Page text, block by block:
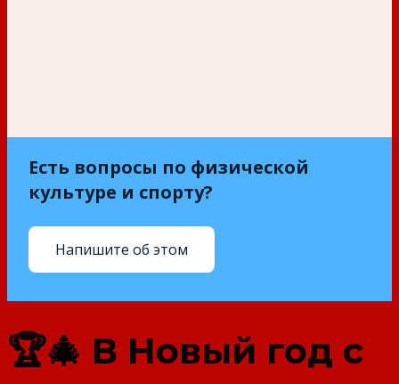
Есть вопросы по физической
культуре и спорту?
Напишите об этом
🏆🎄 В Новый год с